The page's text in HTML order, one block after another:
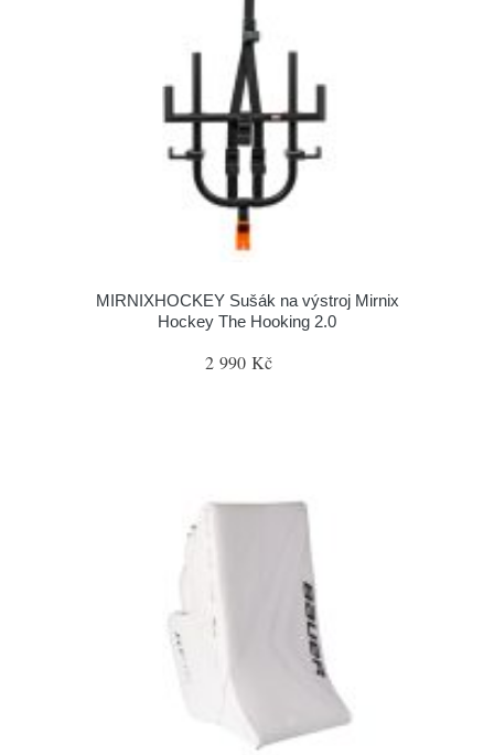
MIRNIXHOCKEY Sušák na výstroj Mirnix
Hockey The Hooking 2.0
2 990 Kč